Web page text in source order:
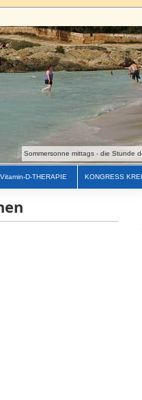
Sommersonne mittags - die Stunde
D-THERAPIE KONGRESS